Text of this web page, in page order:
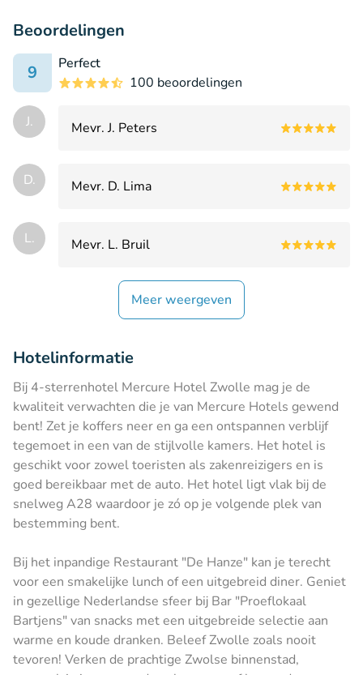
Beoordelingen
9
Perfect
100 beoordelingen
J. Mevr. J. Peters
D. Mevr. D. Lima
L. Mevr. L. Bruil
Meer weergeven
Hotelinformatie
Bij 4-sterrenhotel Mercure Hotel Zwolle mag je de
kwaliteit verwachten die je van Mercure Hotels gewend
bent! Zet je koffers neer en ga een ontspannen verblijf
tegemoet in een van de stijlvolle kamers. Het hotel is
geschikt voor zowel toeristen als zakenreizigers en is
goed bereikbaar met de auto. Het hotel ligt vlak bij de
snelweg A28 waardoor je zó op je volgende plek van
bestemming bent.
Bij het inpandige Restaurant "De Hanze" kan je terecht
voor een smakelijke lunch of een uitgebreid diner. Geniet
in gezellige Nederlandse sfeer bij Bar "Proeflokaal
Bartjens" van snacks met een uitgebreide selectie aan
warme en koude dranken. Beleef Zwolle zoals nooit
tevoren! Verken de prachtige Zwolse binnenstad,